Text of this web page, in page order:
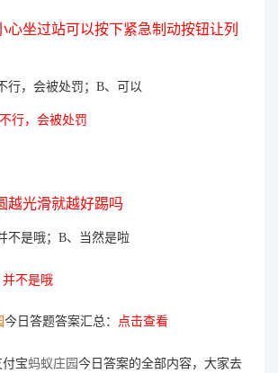
心坐过站可以按下紧急制动按钮让列
行，会被处罚；B、可以
不行，会被处罚
越光滑就越好踢吗
不是哦；B、当然是啦
并不是哦
今日答题答案汇总： 点击查看
宝蚂蚁庄园今日答案的全部内容，大家去